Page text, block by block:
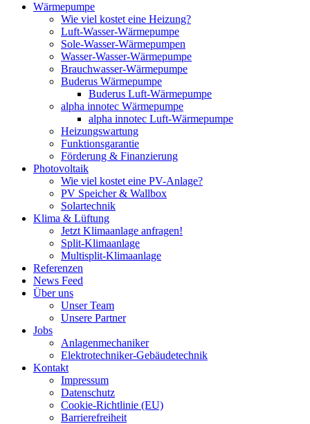
Wärmepumpe
Wie viel kostet eine Heizung?
Luft-Wasser-Wärmepumpe
Sole-Wasser-Wärmepumpen
Wasser-Wasser-Wärmepumpe
Brauchwasser-Wärmepumpe
Buderus Wärmepumpe
Buderus Luft-Wärmepumpe
alpha innotec Wärmepumpe
alpha innotec Luft-Wärmepumpe
Heizungswartung
Funktionsgarantie
Förderung & Finanzierung
Photovoltaik
Wie viel kostet eine PV-Anlage?
PV Speicher & Wallbox
Solartechnik
Klima & Lüftung
Jetzt Klimaanlage anfragen!
Split-Klimaanlage
Multisplit-Klimaanlage
Referenzen
News Feed
Über uns
Unser Team
Unsere Partner
Jobs
Anlagenmechaniker
Elektrotechniker-Gebäudetechnik
Kontakt
Impressum
Datenschutz
Cookie-Richtlinie (EU)
Barrierefreiheit